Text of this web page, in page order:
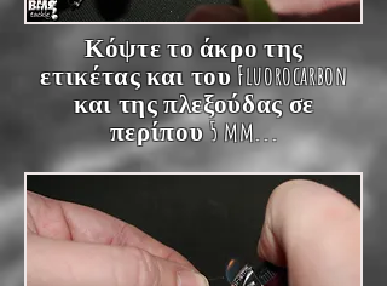
Κόψτε το άκρο της
ετικέτας και του Fluorocarbon
και της πλεξούδας σε
περίπου 5 mm...